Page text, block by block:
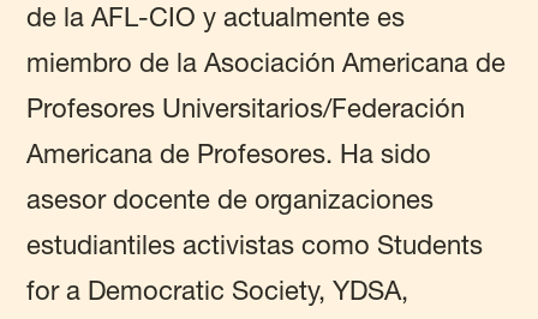
de la AFL-CIO y actualmente es
miembro de la Asociación Americana de
Profesores Universitarios/Federación
Americana de Profesores. Ha sido
asesor docente de organizaciones
estudiantiles activistas como Students
for a Democratic Society, YDSA,